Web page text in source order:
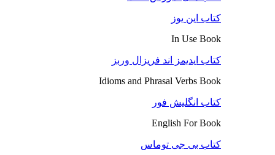
کتاب این یوز
In Use Book
کتاب ایدیمز اند فریزال وربز
Idioms and Phrasal Verbs Book
کتاب انگلیش فور
English For Book
کتاب بی جی توماس